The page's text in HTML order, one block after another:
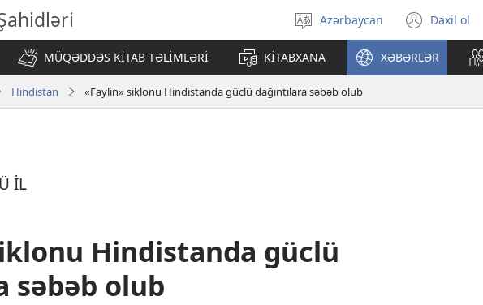
Dili
seçin
Azərbaycan Daxil ol
(yeni
pəncərə
açılır)
MÜQƏDDƏS KİTAB TƏLİMLƏRİ KİTABXANA XƏBƏRLƏR
Hindistan «Faylin» siklonu Hindistanda güclü dağıntılara səbəb olub
İL
Hindistanda güclü
səbəb olub